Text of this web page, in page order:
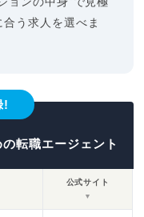
ョンの中身"で見極
う求人を選べま
!
転職エージェント
公式サイト
▼